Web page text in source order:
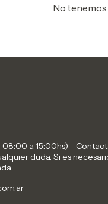
No
08:00 a 15:00hs) -
duda. Si es